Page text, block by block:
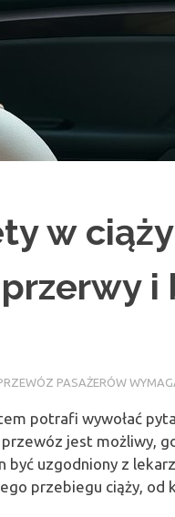
w
PASAŻERÓW
potrafi wywołać
jest możliwy,
być uzgodniony z
przebiegu ciąży, od